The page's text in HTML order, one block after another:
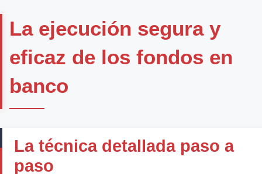
La ejecución segura y
eficaz de los fondos en
banco
La técnica detallada paso a
paso